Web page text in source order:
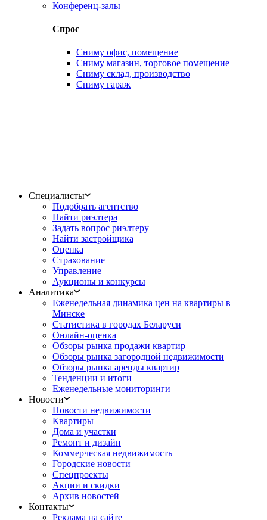
Конференц-залы
Спрос
Сниму офис, помещение
Сниму магазин, торговое помещение
Сниму склад, производство
Сниму гараж
Специалисты
Подобрать агентство
Найти риэлтера
Задать вопрос риэлтеру
Найти застройщика
Оценка
Страхование
Управление
Аукционы и конкурсы
Аналитика
Еженедельная динамика цен на квартиры в
Минске
Статистика в городах Беларуси
Онлайн-оценка
Обзоры рынка продажи квартир
Обзоры рынка загородной недвижимости
Обзоры рынка аренды квартир
Тенденции и итоги
Еженедельные мониторинги
Новости
Новости недвижимости
Квартиры
Дома и участки
Ремонт и дизайн
Коммерческая недвижимость
Городские новости
Спецпроекты
Акции и скидки
Архив новостей
Контакты
Реклама на сайте